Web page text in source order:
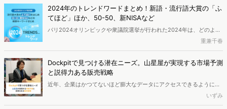
す。今回は、Web上の検索データを分析し、東京都民と神奈川県民が
選ぶデートスポットの傾向を調査しました。日本有数の都市であるこ
の2つのエリアに住む人々は、普段どのような場所でデートをしてい
るのでしょうか。
2024年のトレンドワードまとめ！新語・流行語大賞の「ふ
てほど」ほか、50-50、新NISAなど
パリ2024オリンピックや衆議院選挙が行われた2024年は、どのよう
な1年だったのでしょうか？2024年新語・流行語大賞の分析とヴァリ
ューズで分析した今年1年間の週間検索キーワードランキングから
2024年のトレンドを分析しました。
重兼千春
Dockpitで見つける潜在ニーズ。山星屋が実現する市場予測
と説得力ある販売戦略
近年、企業はかつてないほど膨大なデータにアクセスできるようにな
っています。しかし、真に価値あるインサイトを得ることに依然とし
て課題を感じているマーケターも少なくないのではないでしょうか。
いずみ